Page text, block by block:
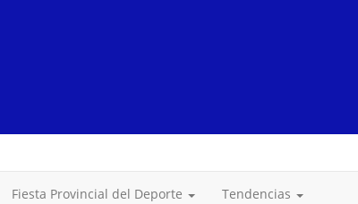
Fiesta Provincial del Deporte Tendencias